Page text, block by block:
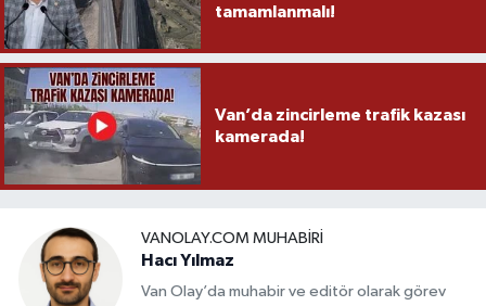
tamamlanmalı!
Van’da zincirleme trafik kazası
kamerada!
VANOLAY.COM MUHABIRI
Hacı Yılmaz
Van Olay’da muhabir ve editör olarak görev